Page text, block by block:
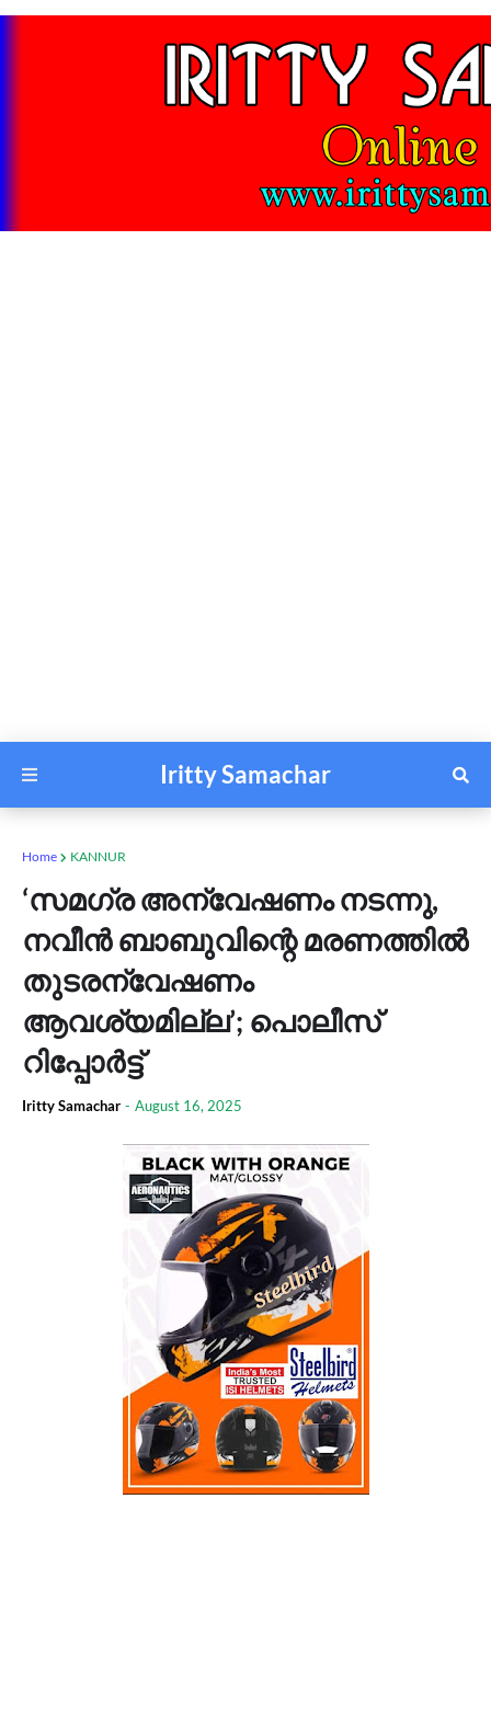
Iritty Samachar
Home KANNUR
‘സമഗ്ര അന്വേഷണം നടന്നു,
നവീൻ ബാബുവിന്റെ മരണത്തിൽ
തുടരന്വേഷണം
ആവശ്യമില്ല’; പൊലീസ്
റിപ്പോർട്ട്
Iritty Samachar - August 16, 2025